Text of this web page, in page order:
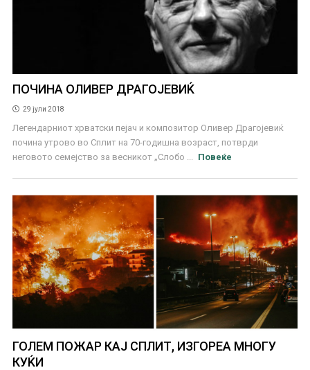
ПОЧИНА ОЛИВЕР ДРАГОЈЕВИЌ
29 јули 2018
Легендарниот хрватски пејач и композитор Оливер Драгојевиќ
почина утрово во Сплит на 70-годишна возраст, потврди
неговото семејство за весникот „Слобо ...
Повеќе
ГОЛЕМ ПОЖАР КАЈ СПЛИТ, ИЗГОРЕА МНОГУ
КУЌИ